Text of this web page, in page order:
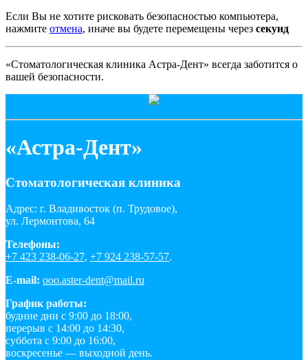
Если Вы не хотите рисковать безопасностью компьютера,
нажмите отмена, иначе вы будете перемещены через секунд
«Стоматологическая клиника Астра-Дент» всегда заботится о
вашей безопасности.
«Астра-Дент»
Стоматологическая клиника
Адрес: г. Владивосток (п. Трудовое),
ул. Лермонтова, 64
Телефоны:
+7 423 238-06-27, +7 924 238-57-57.
E-mail: ooo.aster-dent@mail.ru
График работы:
будние дни с 9:00 до 18:00,
перерыв с 14:00 до 14:30,
суббота с 9:00 до 16:00,
воскресенье — выходной день.